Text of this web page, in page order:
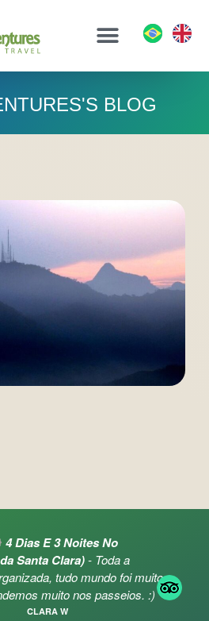
BLOG
4 Dias E 3 Noites No
Santa Clara)- Toda a
tudo mundo foi muito
muito nos passeios. :)
CLARA W